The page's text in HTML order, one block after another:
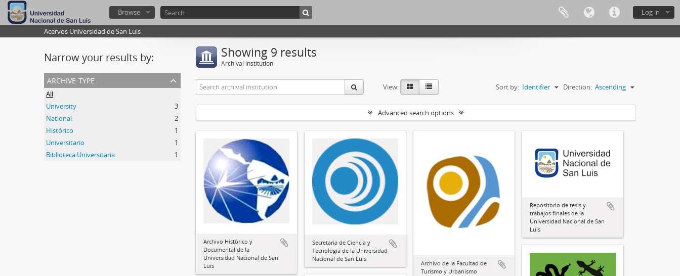
Log in
Browse
Acervos Universidad de San Luis
Narrow your results by:
archive type
All
University
3
National
2
Histórico
1
Universitario
1
Biblioteca Universitaria
1
Showing 9 results
Archival institution
View: Sort by: Identifier Direction: Ascending
Advanced search options
Archivo Histórico y
Documental de la
Universidad Nacional de San
Luis
Secretaría de Ciencia y
Tecnología de la Universidad
Nacional de San Luis
Archivo de la Facultad de
Turismo y Urbanismo
Repositorio de tesis y
trabajos finales de la
Universidad Nacional de San
Luis